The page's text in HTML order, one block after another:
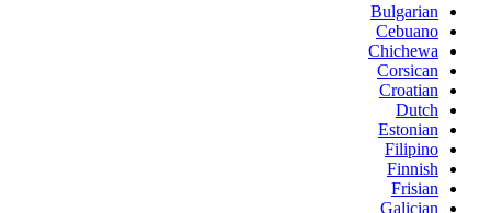
Bulgarian
Cebuano
Chichewa
Corsican
Croatian
Dutch
Estonian
Filipino
Finnish
Frisian
Galician